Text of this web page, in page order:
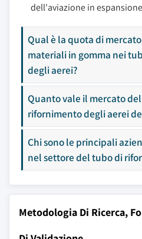
dell'aviazione in
Qual è la quota di
materiali in gomma nei
degli aerei?
Quanto vale il mercato
rifornimento degli aerei
Chi sono le principali
nel settore del tubo di
Metodologia Di Ricerca,